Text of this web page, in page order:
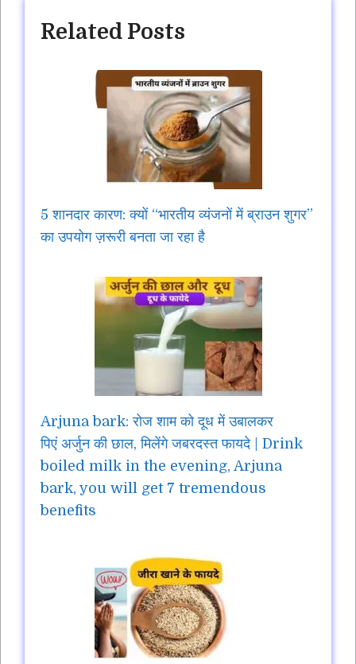
Related Posts
5 शानदार कारण: क्यों “भारतीय व्यंजनों में ब्राउन शुगर”
का उपयोग ज़रूरी बनता जा रहा है
Arjuna bark: रोज शाम को दूध में उबालकर
पिएं अर्जुन की छाल, मिलेंगे जबरदस्त फायदे | Drink
boiled milk in the evening, Arjuna
bark, you will get 7 tremendous
benefits